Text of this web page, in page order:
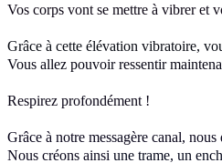
Vos corps vont se mettre à vibrer et
Grâce à cette élévation vibratoire,
Vous allez pouvoir ressentir
Respirez profondément !
Grâce à notre messagère canal,
Nous créons ainsi une trame, un